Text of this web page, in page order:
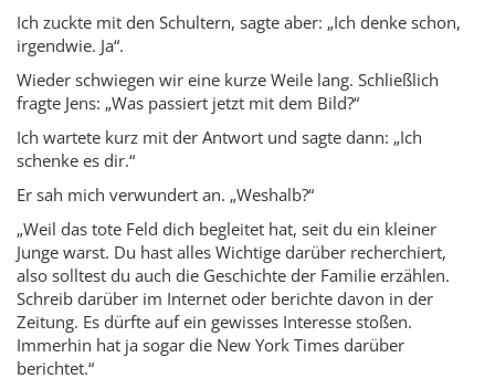
Ich zuckte mit den Schultern, sagte aber: „Ich denke schon,
irgendwie. Ja“.
Wieder schwiegen wir eine kurze Weile lang. Schließlich
fragte Jens: „Was passiert jetzt mit dem Bild?“
Ich wartete kurz mit der Antwort und sagte dann: „Ich
schenke es dir.“
Er sah mich verwundert an. „Weshalb?“
„Weil das tote Feld dich begleitet hat, seit du ein kleiner
Junge warst. Du hast alles Wichtige darüber recherchiert,
also solltest du auch die Geschichte der Familie erzählen.
Schreib darüber im Internet oder berichte davon in der
Zeitung. Es dürfte auf ein gewisses Interesse stoßen.
Immerhin hat ja sogar die New York Times darüber
berichtet.“